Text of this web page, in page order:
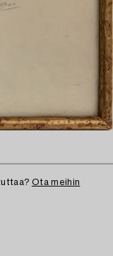
Ota meihin